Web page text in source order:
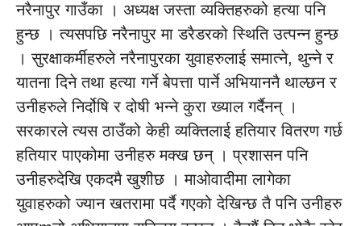
नरैनापुर गाउँका । अध्यक्ष जस्ता व्यक्तिहरुको हत्या पनि
हुन्छ । त्यसपछि नरैनापुर मा डरैडरको स्थिति उत्पन्न हुन्छ
। सुरक्षाकर्मीहरुले नरैनापुरका युवाहरुलाई समात्ने, थुन्ने र
यातना दिने तथा हत्या गर्ने बेपत्ता पार्ने अभियाननै थाल्छन र
उनीहरुले निर्दोषि र दोषी भन्ने कुरा ख्याल गर्दैनन् ।
सरकारले त्यस ठाउँको केही व्यक्तिलाई हतियार वितरण गर्छ
हतियार पाएकोमा उनीहरु मक्ख छन् । प्रशासन पनि
उनीहरुदेखि एकदमै खुशीछ । माओवादीमा लागेका
युवाहरुको ज्यान खतरामा पर्दै गएको देखिन्छ तै पनि उनीहरु